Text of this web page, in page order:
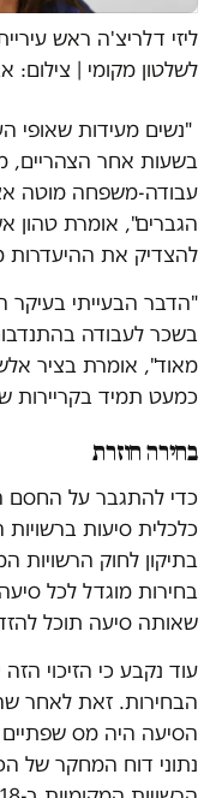
ליזי דלריצ'ה ראש
לשלטון מקומי | צילום:
"נשים מעידות שאופי
בשעות אחר הצהריים,
עבודה-משפחה מוטה
הגברים", אומרת טהון
להצדיק את
"הדבר הבעייתי בעיקר
בשכר לעבודה
מאוד", אומרת בציר
כמעט תמיד בקריירות
בחירה חוזרת
כדי להתגבר על החסם
כלכלית סיעות
בחירות מוגדל לכל
שאותה סיעה תוכל להזדכות על 15 אחוז
עוד נקבע כי הזיכוי
הבחירות. זאת לאחר
הסיעה היה מס שפתיים
נתוני דוח המחקר של